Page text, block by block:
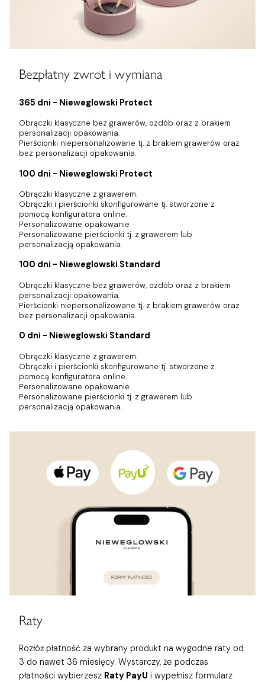
Bezpłatny zwrot i wymiana
365 dni - Nieweglowski Protect
Obrączki klasyczne bez grawerów, ozdób oraz z brakiem
personalizacji opakowania.
Pierścionki niepersonalizowane tj. z brakiem grawerów oraz
bez personalizacji opakowania.
100 dni - Nieweglowski Protect
Obrączki klasyczne z grawerem.
Obrączki i pierścionki skonfigurowane tj. stworzone z
pomocą konfiguratora online.
Personalizowane opakowanie
Personalizowane pierścionki tj. z grawerem lub
personalizacją opakowania.
100 dni - Nieweglowski Standard
Obrączki klasyczne bez grawerów, ozdób oraz z brakiem
personalizacji opakowania.
Pierścionki niepersonalizowane tj. z brakiem grawerów oraz
bez personalizacji opakowania.
0 dni - Nieweglowski Standard
Obrączki klasyczne z grawerem.
Obrączki i pierścionki skonfigurowane tj. stworzone z
pomocą konfiguratora online.
Personalizowane opakowanie .
Personalizowane pierścionki tj. z grawerem lub
personalizacją opakowania.
Raty
Rozłóż płatność za wybrany produkt na wygodne raty od
3 do nawet 36 miesięcy. Wystarczy, że podczas
płatności wybierzesz Raty PayU i wypełnisz formularz